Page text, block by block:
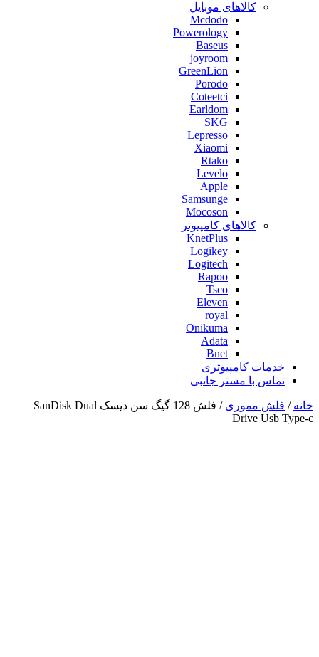
کالاهای موبایل
Mcdodo
Powerology
Baseus
joyroom
GreenLion
Porodo
Coteetci
Earldom
SKG
Lepresso
Xiaomi
Rtako
Levelo
Apple
Samsunge
Mocoson
کالاهای کامپیوتر
KnetPlus
Logikey
Logitech
Rapoo
Tsco
Eleven
royal
Onikuma
Adata
Bnet
خدمات کامپیوتری
تماس با مستر جانبی
خانه / فلش مموری
/ فلش 128 گیگ سن دیسک SanDisk Dual
Drive Usb Type-c